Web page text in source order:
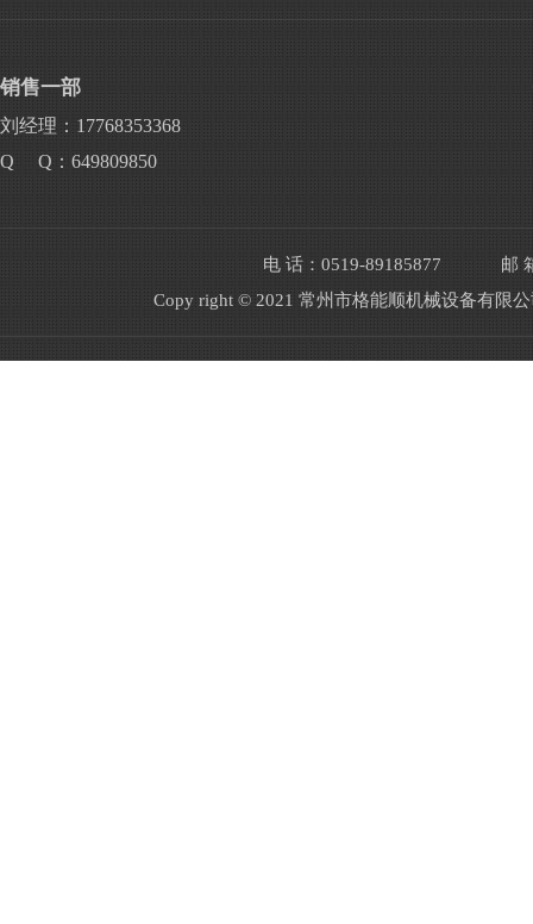
销售一部
刘经理：17768353368
Q Q：649809850
电 话：0519-89185877
邮
Copy right © 2021 常州市格能顺机械设备有限